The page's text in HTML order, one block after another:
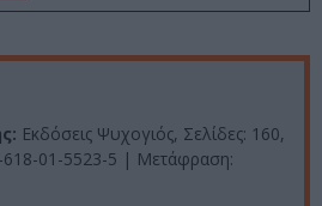
Εκδόσεις Ψυχογιός, Σελίδες: 160,
618-01-5523-5 | Μετάφραση: